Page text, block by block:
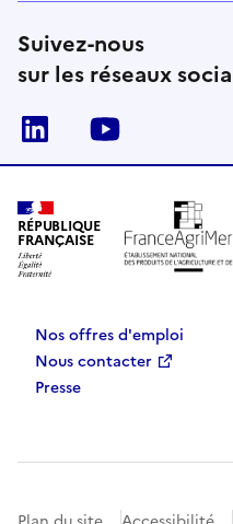
Suivez-nous
sur les réseaux
Linkedin
RÉPUBLIQUE
FRANÇAISE
Nos offres d'emploi
Nous contacter
Presse